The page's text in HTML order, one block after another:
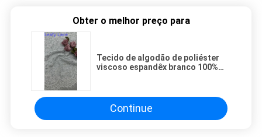
Obter o melhor preço para
Tecido de algodão de poliéster
viscoso espandêx branco 100%
Continue